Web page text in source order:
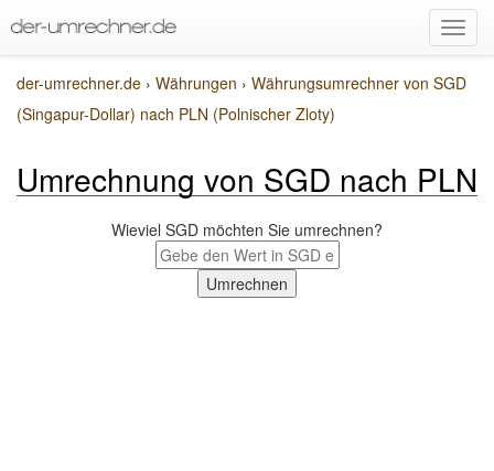
der-umrechner.de › Währungen › Währungsumrechner von SGD
(Singapur-Dollar) nach PLN (Polnischer Zloty)
Umrechnung von SGD nach PLN
Wieviel SGD möchten Sie umrechnen?